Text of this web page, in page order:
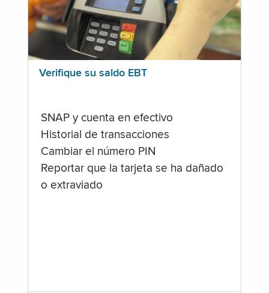
Verifique su saldo EBT
SNAP y cuenta en efectivo
Historial de transacciones
Cambiar el número PIN
Reportar que la tarjeta se ha dañado
o extraviado